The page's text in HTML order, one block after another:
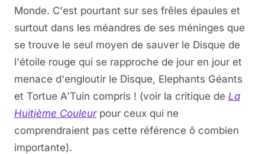
Monde. C'est pourtant sur ses frêles épaules et
surtout dans les méandres de ses méninges que
se trouve le seul moyen de sauver le Disque de
l'étoile rouge qui se rapproche de jour en jour et
menace d'engloutir le Disque, Elephants Géants
et Tortue A'Tuin compris ! (voir la critique de La
Huitième Couleurpour ceux qui ne
comprendraient pas cette référence ô combien
importante).